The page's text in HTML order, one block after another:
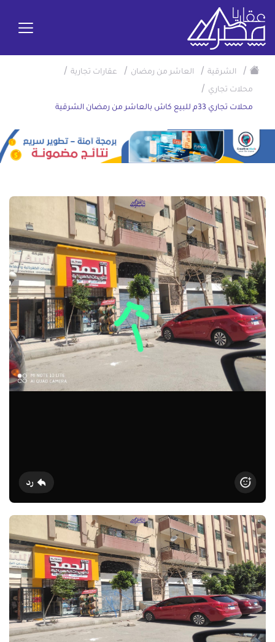
/ الشرقية / العاشر من رمضان / عقارات تجارية /
محلات تجاري /
محلات تجاري 33م للبيع كاش بالعاشر من رمضان الشرقية